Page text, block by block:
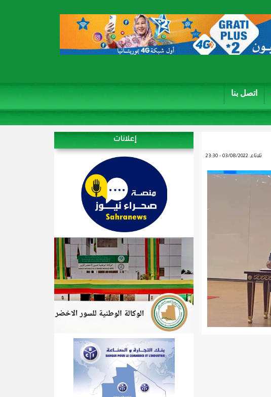
اتصل بنا
ثلاثاء, 03/08/2022 - 23:30
إعلانات